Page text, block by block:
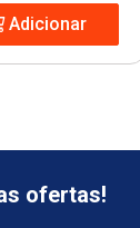
Adicionar
ofertas!